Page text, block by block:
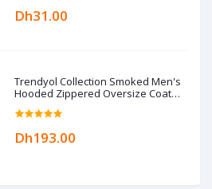
Dh31.00
Trendyol Collection Smoked Men's
Hooded Zippered Oversize Coat
TMNAW22KB0050
Dh193.00